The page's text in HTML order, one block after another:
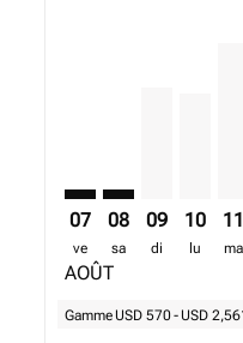
07
ve
AOÛT
08
sa
09
di
10
lu
11
ma
Gamme USD 570- USD